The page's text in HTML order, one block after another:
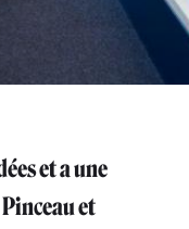
et a une
et